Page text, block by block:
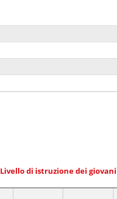
Livello di istruzione dei giovani